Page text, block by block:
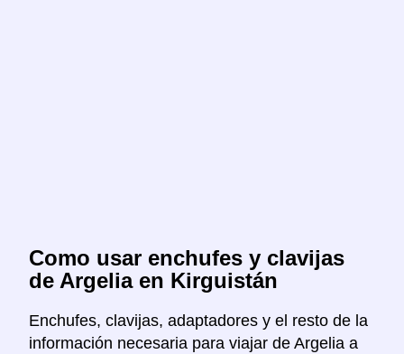
Como usar enchufes y clavijas
de Argelia en Kirguistán
Enchufes, clavijas, adaptadores y el resto de la
información necesaria para viajar de Argelia a